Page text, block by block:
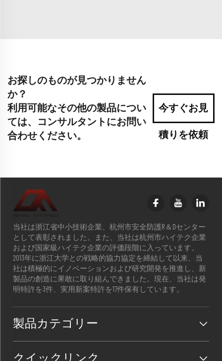
お探しのものが見つかりません
か？
利用可能なその他の製品につい
ては、コンサルタントにお問い
合わせください。
今すぐお見
積りを依頼
当社は浙江省中小技術企業、杭州市安全防護R＆Dセンター
として表彰されました。また、当社は杭州市ハイテク企業
および国家級ハイテク企業の評価段階に入っています。
2013年に浙江大学との戦略的協力協定を締結して以来、当
社は積極的にイノベーションおよび研究開発を推進し、新
製品の創造に果敢に取り組んできました。現在、当社は発
明特許を3件、実用新案特許を17件保有しています。
製品カテゴリー
クイックリンク